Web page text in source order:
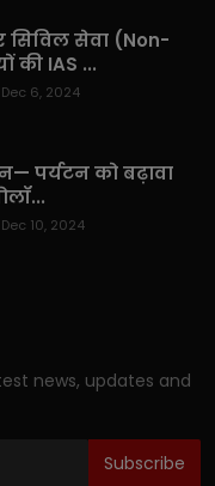
सिविल सेवा (Non-
की IAS ...
Dec 6, 2024
पर्यटन को बढ़ावा
Dec 10, 2024
news, updates and
Subscribe